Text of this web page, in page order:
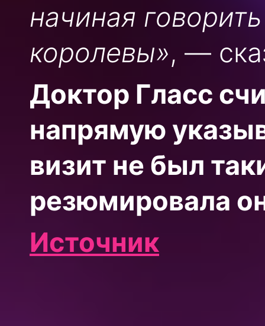
начиная
королевы», —
Доктор Гласс
напрямую
визит не был
резюмировала
Источник